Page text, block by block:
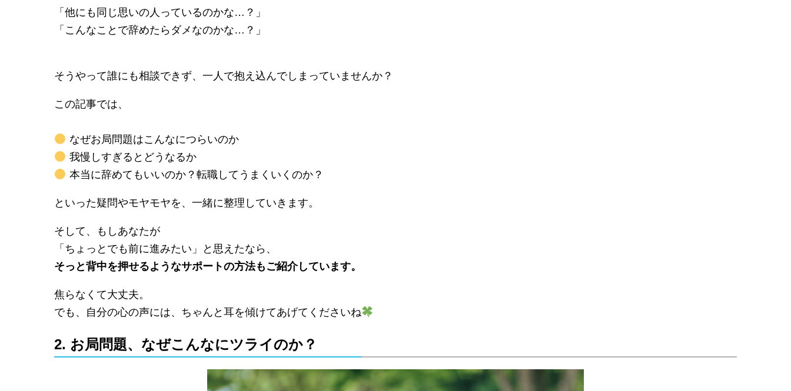
「他にも同じ思いの人っているのかな…？」
「こんなことで辞めたらダメなのかな…？」
そうやって誰にも相談できず、一人で抱え込んでしまっていませんか？
この記事では、
なぜお局問題はこんなにつらいのか
我慢しすぎるとどうなるか
本当に辞めてもいいのか？転職してうまくいくのか？
といった疑問やモヤモヤを、一緒に整理していきます。
そして、もしあなたが
「ちょっとでも前に進みたい」と思えたなら、
そっと背中を押せるようなサポートの方法もご紹介しています。
焦らなくて大丈夫。
でも、自分の心の声には、ちゃんと耳を傾けてあげてくださいね
2. お局問題、なぜこんなにツライのか？